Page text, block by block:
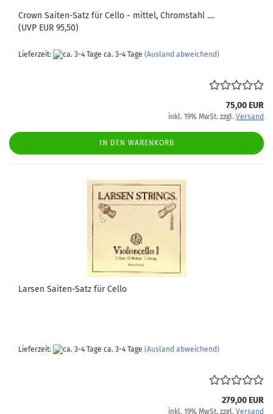
Crown Saiten-Satz für Cello - mittel, Chromstahl ....
(UVP EUR 95,50)
Lieferzeit: ca. 3-4 Tage (Ausland abweichend)
75,00 EUR
inkl. 19% MwSt. zzgl. Versand
IN DEN WARENKORB
Larsen Saiten-Satz für Cello
Lieferzeit: ca. 3-4 Tage (Ausland abweichend)
279,00 EUR
inkl. 19% MwSt. zzgl. Versand